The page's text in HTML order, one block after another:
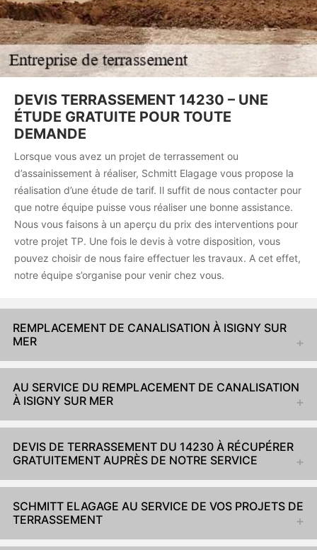
DEVIS TERRASSEMENT 14230 – UNE
ÉTUDE GRATUITE POUR TOUTE
DEMANDE
Lorsque vous avez un projet de terrassement ou
d’assainissement à réaliser, Schmitt Elagage vous propose la
réalisation d’une étude de tarif. Il suffit de nous contacter pour
que notre équipe puisse vous réaliser une bonne assistance.
Nous vous faisons à un aperçu du prix des interventions pour
votre projet TP. Une fois le devis à votre disposition, vous
pouvez choisir de nous faire effectuer les travaux. A cet effet,
notre équipe s’organise pour venir chez vous.
REMPLACEMENT DE CANALISATION À ISIGNY SUR
MER
AU SERVICE DU REMPLACEMENT DE CANALISATION
À ISIGNY SUR MER
DEVIS DE TERRASSEMENT DU 14230 À RÉCUPÉRER
GRATUITEMENT AUPRÈS DE NOTRE SERVICE
SCHMITT ELAGAGE AU SERVICE DE VOS PROJETS DE
TERRASSEMENT